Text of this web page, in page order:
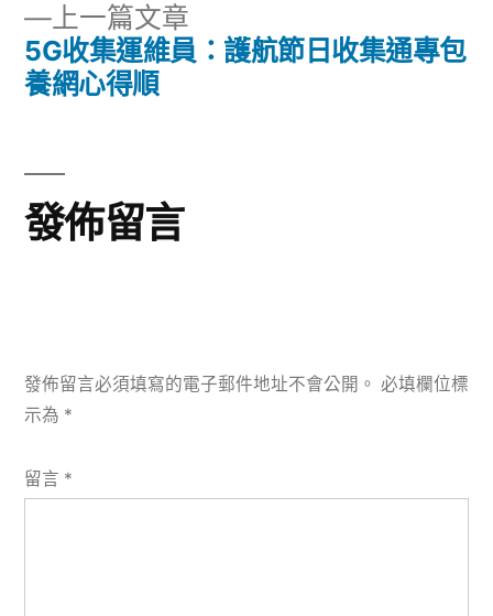
導
覽
上一篇文章
一
5G收集運維員：護航節日收集通專包
養網心得順
發佈留言
發佈留言必須填寫的電子郵件地址不會公開。 必填欄位標
示為 *
留言 *